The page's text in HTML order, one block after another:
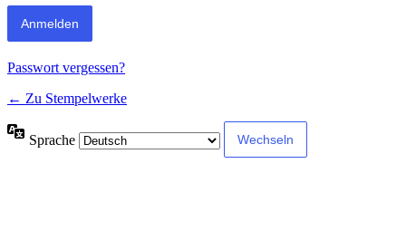
Passwort vergessen?
← Zu Stempelwerke
Sprache